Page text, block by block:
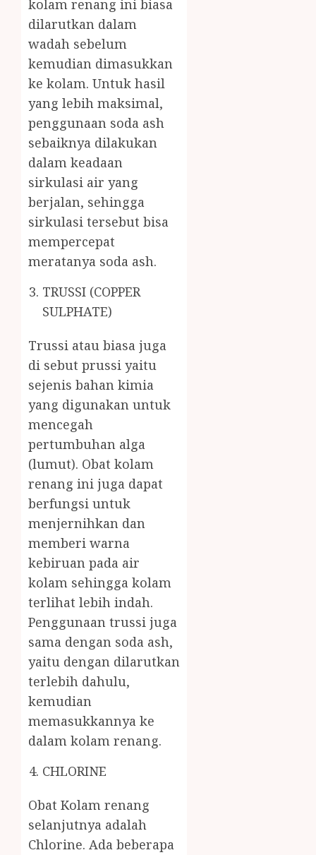
kolam renang ini biasa
dilarutkan dalam
wadah sebelum
kemudian dimasukkan
ke kolam. Untuk hasil
yang lebih maksimal,
penggunaan soda ash
sebaiknya dilakukan
dalam keadaan
sirkulasi air yang
berjalan, sehingga
sirkulasi tersebut bisa
mempercepat
meratanya soda ash.
TRUSSI (COPPER
SULPHATE)
Trussi atau biasa juga
di sebut prussi yaitu
sejenis bahan kimia
yang digunakan untuk
mencegah
pertumbuhan alga
(lumut). Obat kolam
renang ini juga dapat
berfungsi untuk
menjernihkan dan
memberi warna
kebiruan pada air
kolam sehingga kolam
terlihat lebih indah.
Penggunaan trussi juga
sama dengan soda ash,
yaitu dengan dilarutkan
terlebih dahulu,
kemudian
memasukkannya ke
dalam kolam renang.
CHLORINE
Obat Kolam renang
selanjutnya adalah
Chlorine. Ada beberapa